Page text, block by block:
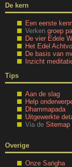
De kern
Een eerste
Verken groep
De vier Edele
Het Edel
De basis van
Inzicht
Tips
Aan de slag
Help
Dhammapada
Uitgewerkte
Via de Sitemap
Overige
Onze Saṅgha